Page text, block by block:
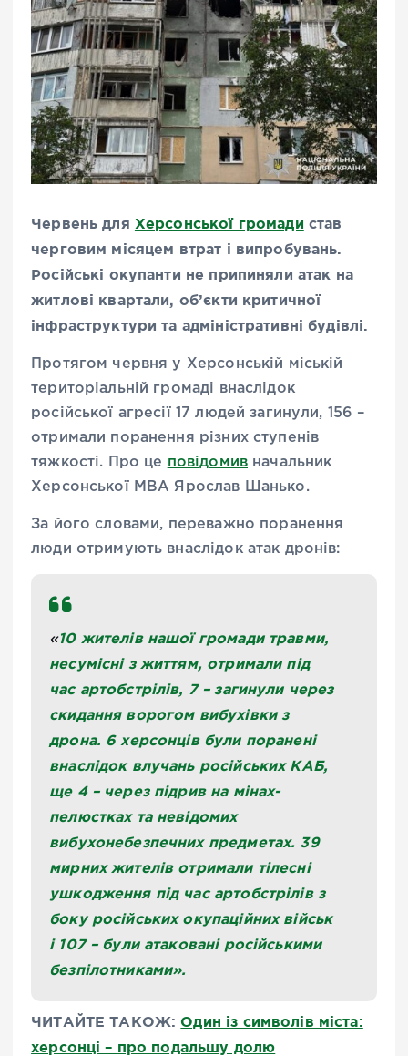
Червень для Херсонської громади став
черговим місяцем втрат і випробувань.
Російські окупанти не припиняли атак на
житлові квартали, об’єкти критичної
інфраструктури та адміністративні будівлі.
Протягом червня у Херсонській міській
територіальній громаді внаслідок
російської агресії 17 людей загинули, 156 –
отримали поранення різних ступенів
тяжкості. Про це повідомив начальник
Херсонської МВА Ярослав Шанько.
За його словами, переважно поранення
люди отримують внаслідок атак дронів:
«10 жителів нашої громади травми,
несумісні з життям, отримали під
час артобстрілів, 7 – загинули через
скидання ворогом вибухівки з
дрона. 6 херсонців були поранені
внаслідок влучань російських КАБ,
ще 4 – через підрив на мінах-
пелюстках та невідомих
вибухонебезпечних предметах. 39
мирних жителів отримали тілесні
ушкодження під час артобстрілів з
боку російських окупаційних військ
і 107 – були атаковані російськими
безпілотниками».
ЧИТАЙТЕ ТАКОЖ: Один із символів міста:
херсонці – про подальшу долю